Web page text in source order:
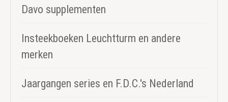
Davo supplementen
Insteekboeken Leuchtturm en andere
merken
Jaargangen series en F.D.C.'s Nederland